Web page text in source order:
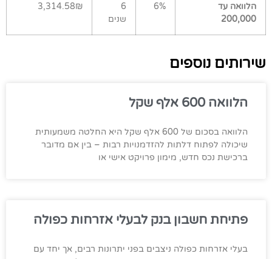
הלוואה עד
200,000
6%
6
שנים
3,314.58₪
שירותים נוספים
הלוואה 600 אלף שקל
הלוואה בסכום של 600 אלף שקל היא החלטה משמעותית
שיכולה לפתוח דלתות להזדמנויות רבות – בין אם מדובר
ברכישת נכס חדש, מימון פרויקט אישי או
פתיחת חשבון בנק לבעלי אזרחות כפולה
בעלי אזרחות כפולה ניצבים בפני יתרונות רבים, אך יחד עם